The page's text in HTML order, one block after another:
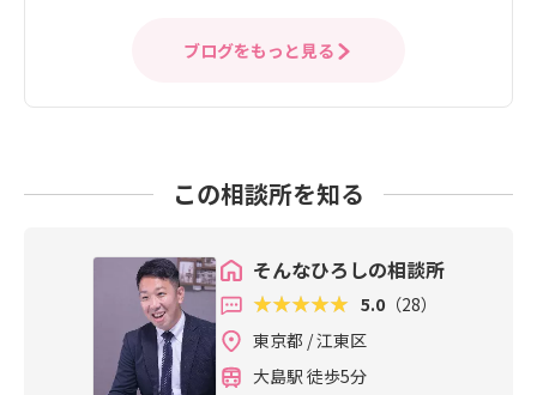
ブログをもっと見る
この相談所を知る
そんなひろしの相談所
5.0 （28）
東京都 / 江東区
大島駅 徒歩5分